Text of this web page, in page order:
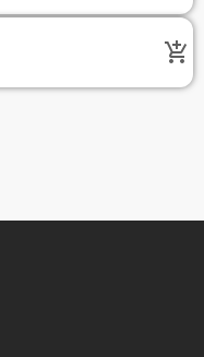
add_shopping_cart